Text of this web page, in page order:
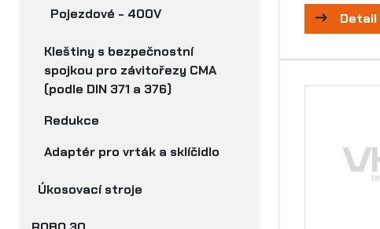
Pojezdové - 400V
Kleštiny s bezpečnostní
spojkou pro závitořezy CMA
(podle DIN 371 a 376)
Redukce
Adaptér pro vrták a sklíčidlo
Úkosovací stroje